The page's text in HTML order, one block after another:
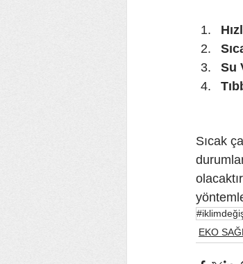
Su
Sıcak
EKO